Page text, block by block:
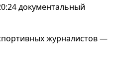
документальный
журналистов—